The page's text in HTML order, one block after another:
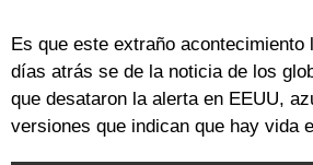
Es que este extraño acontecimiento
días atrás se de la noticia de los
que desataron la alerta en EEUU,
versiones que indican que hay vida